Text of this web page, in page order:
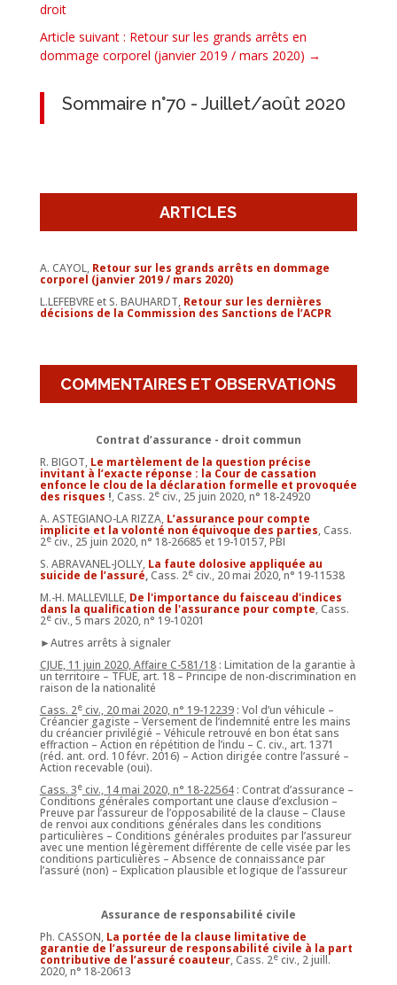
droit
Article suivant : Retour sur les grands arrêts en
dommage corporel (janvier 2019 / mars 2020) →
Sommaire n°70 - Juillet/août 2020
ARTICLES
A. CAYOL, Retour sur les grands arrêts en dommage
corporel (janvier 2019 / mars 2020)
L.LEFEBVRE et S. BAUHARDT, Retour sur les dernières
décisions de la Commission des Sanctions de l’ACPR
COMMENTAIRES ET OBSERVATIONS
Contrat d’assurance - droit commun
R. BIGOT, Le martèlement de la question précise
invitant à l’exacte réponse : la Cour de cassation
enfonce le clou de la déclaration formelle et provoquée
des risques !, Cass. 2eciv., 25 juin 2020, n° 18-24920
A. ASTEGIANO-LA RIZZA, L’assurance pour compte
implicite et la volonté non équivoque des parties, Cass.
2eciv., 25 juin 2020, n° 18-26685 et 19-10157, PBI
S. ABRAVANEL-JOLLY, La faute dolosive appliquée au
suicide de l’assuré,Cass. 2eciv., 20 mai 2020, n° 19-11538
M.-H. MALLEVILLE, De l'importance du faisceau d'indices
dans la qualification de l'assurance pour compte, Cass.
2eciv., 5 mars 2020, n° 19-10201
►Autres arrêts à signaler
CJUE, 11 juin 2020, Affaire C-581/18: Limitation de la garantie à
un territoire – TFUE, art. 18 – Principe de non-discrimination en
raison de la nationalité
Cass. 2eciv., 20 mai 2020, n° 19-12239: Vol d’un véhicule –
Créancier gagiste – Versement de l’indemnité entre les mains
du créancier privilégié – Véhicule retrouvé en bon état sans
effraction – Action en répétition de l’indu – C. civ., art. 1371
(réd. ant. ord. 10 févr. 2016) – Action dirigée contre l’assuré –
Action recevable (oui).
Cass. 3eciv., 14 mai 2020, n° 18-22564: Contrat d’assurance –
Conditions générales comportant une clause d’exclusion –
Preuve par l’assureur de l’opposabilité de la clause – Clause
de renvoi aux conditions générales dans les conditions
particulières – Conditions générales produites par l’assureur
avec une mention légèrement différente de celle visée par les
conditions particulières – Absence de connaissance par
l’assuré (non) – Explication plausible et logique de l’assureur
Assurance de responsabilité civile
Ph. CASSON, La portée de la clause limitative de
garantie de l’assureur de responsabilité civile à la part
contributive de l’assuré coauteur, Cass. 2eciv., 2 juill.
2020, n° 18-20613